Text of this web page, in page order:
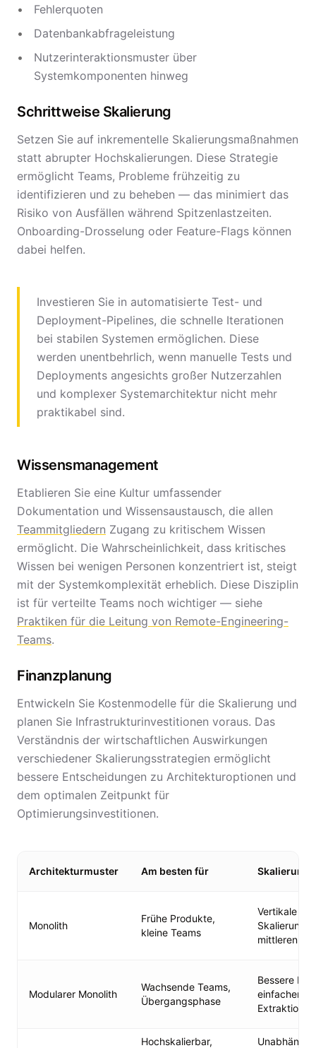
Fehlerquoten
Datenbankabfrageleistung
Nutzerinteraktionsmuster über
Systemkomponenten hinweg
Schrittweise Skalierung
Setzen Sie auf inkrementelle Skalierungsmaßnahmen
statt abrupter Hochskalierungen. Diese Strategie
ermöglicht Teams, Probleme frühzeitig zu
identifizieren und zu beheben — das minimiert das
Risiko von Ausfällen während Spitzenlastzeiten.
Onboarding-Drosselung oder Feature-Flags können
dabei helfen.
Investieren Sie in automatisierte Test- und
Deployment-Pipelines, die schnelle Iterationen
bei stabilen Systemen ermöglichen. Diese
werden unentbehrlich, wenn manuelle Tests und
Deployments angesichts großer Nutzerzahlen
und komplexer Systemarchitektur nicht mehr
praktikabel sind.
Wissensmanagement
Etablieren Sie eine Kultur umfassender
Dokumentation und Wissensaustausch, die allen
Teammitgliedern Zugang zu kritischem Wissen
ermöglicht. Die Wahrscheinlichkeit, dass kritisches
Wissen bei wenigen Personen konzentriert ist, steigt
mit der Systemkomplexität erheblich. Diese Disziplin
ist für verteilte Teams noch wichtiger — siehe
Praktiken für die Leitung von Remote-Engineering-
Teams.
Finanzplanung
Entwickeln Sie Kostenmodelle für die Skalierung und
planen Sie Infrastrukturinvestitionen voraus. Das
Verständnis der wirtschaftlichen Auswirkungen
verschiedener Skalierungsstrategien ermöglicht
bessere Entscheidungen zu Architekturoptionen und
dem optimalen Zeitpunkt für
Optimierungsinvestitionen.
Architekturmuster Am besten für
Monolith
Frühe Produkte,
kleine Teams
Vertikale
Skalierung
mittleren
Modularer Monolith
Wachsende Teams,
Übergangsphase
Bessere
einfachere
Extraktion
Hochskalierbar,